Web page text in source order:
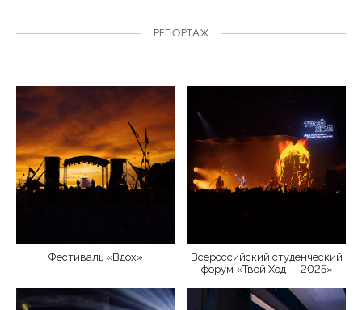
РЕПОРТАЖ
Фестиваль «Вдох»
Всероссийский студенческий
форум «Твой Ход — 2025»